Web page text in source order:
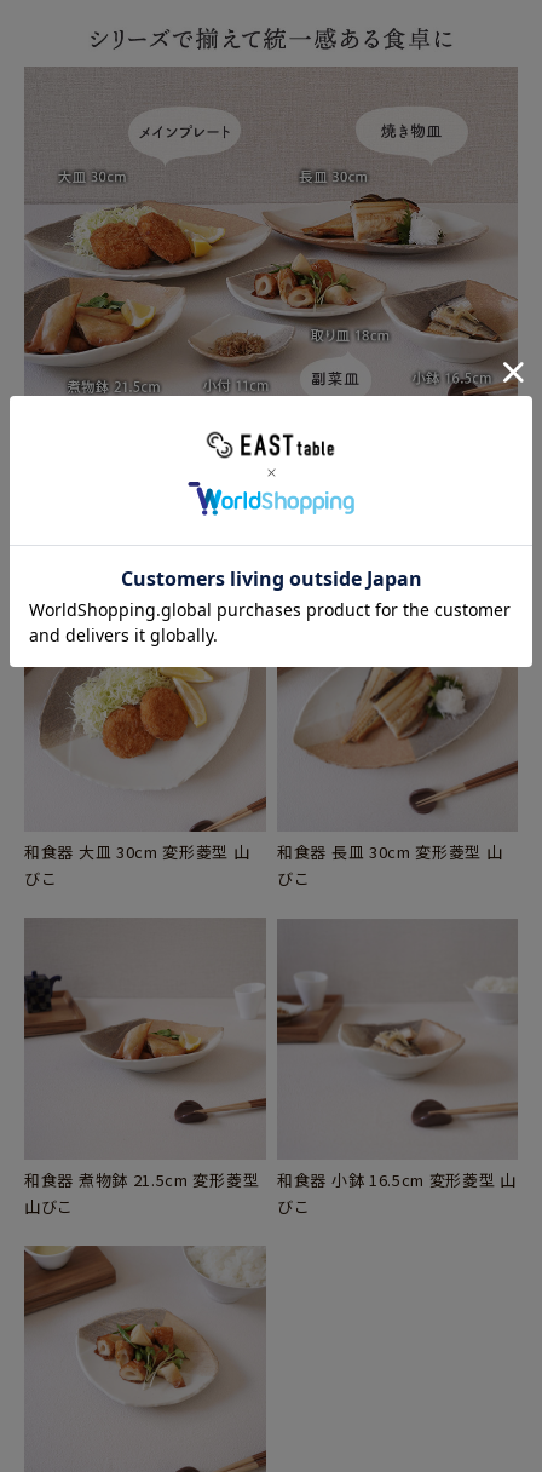
和食器 大皿 30cm 変形菱型 山
びこ
和食器 長皿 30cm 変形菱型 山
びこ
和食器 煮物鉢 21.5cm 変形菱型
山びこ
和食器 小鉢 16.5cm 変形菱型 山
びこ